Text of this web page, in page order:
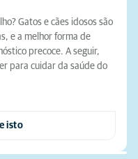
Gatos e cães idosos são
e a melhor forma de
precoce. A seguir,
para cuidar da saúde do
isto